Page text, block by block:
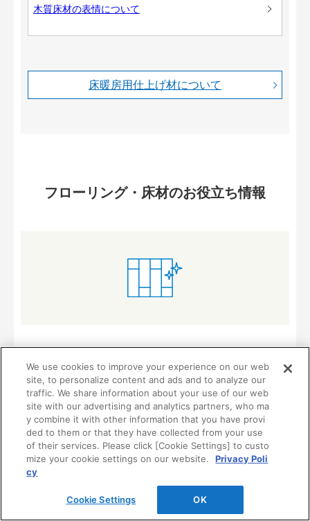
木質床材の表情について
床暖房用仕上げ材について
フローリング・床材のお役立ち情報
いつまでも美しく保つためのお手入れ方法や汚してしまった
時の対処方法などをご紹介します。
We use cookies to improve your experience on our web
site, to personalize content and ads and to analyze our
traffic. We share information about your use of our web
site with our advertising and analytics partners, who ma
y combine it with other information that you have provi
ded to them or that they have collected from your use
of their services. Please click [Cookie Settings] to custo
mize your cookie settings on our website.
Privacy Poli
cy
Cookie Settings OK